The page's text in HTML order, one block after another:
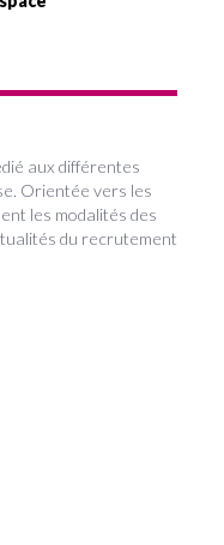
aux différentes
Orientée vers les
les modalités des
du recrutement